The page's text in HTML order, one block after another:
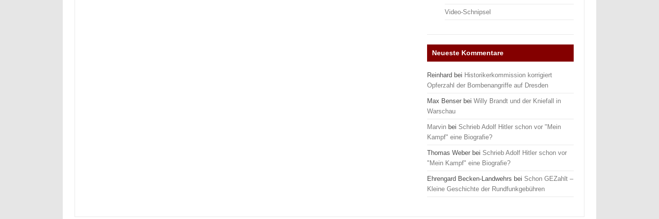
Video-Schnipsel
Neueste Kommentare
Reinhard bei Historikerkommission korrigiert
Opferzahl der Bombenangriffe auf Dresden
Max Benser beiWilly Brandt und der Kniefall in
Warschau
Marvin bei Schrieb Adolf Hitler schon vor "Mein
Kampf" eine Biografie?
Thomas Weber bei Schrieb Adolf Hitler schon vor
"Mein Kampf" eine Biografie?
Ehrengard Becken-Landwehrs bei Schon GEZahlt –
Kleine Geschichte der Rundfunkgebühren